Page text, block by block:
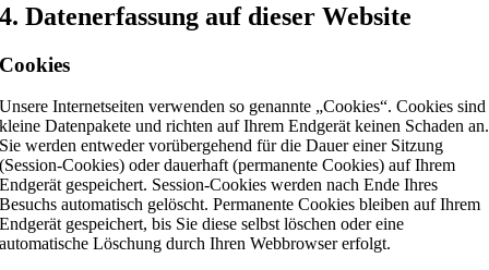
4. Datenerfassung auf dieser Website
Cookies
Unsere Internetseiten verwenden so genannte „Cookies“. Cookies sind
kleine Datenpakete und richten auf Ihrem Endgerät keinen Schaden an.
Sie werden entweder vorübergehend für die Dauer einer Sitzung
(Session-Cookies) oder dauerhaft (permanente Cookies) auf Ihrem
Endgerät gespeichert. Session-Cookies werden nach Ende Ihres
Besuchs automatisch gelöscht. Permanente Cookies bleiben auf Ihrem
Endgerät gespeichert, bis Sie diese selbst löschen oder eine
automatische Löschung durch Ihren Webbrowser erfolgt.